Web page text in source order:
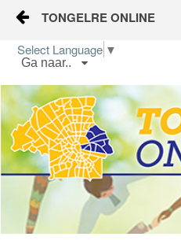
Naar content
TONGELRE ONLINE
Home
Wijkgids
Kalender
Nieuws
Groepen
Ga naar..
Select Language ▼